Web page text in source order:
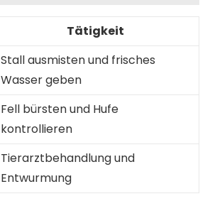
Tätigkeit
Stall ausmisten und frisches
Wasser geben
Fell bürsten und Hufe
kontrollieren
Tierarztbehandlung und
Entwurmung